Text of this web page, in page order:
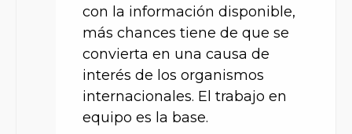
con la información disponible,
más chances tiene de que se
convierta en una causa de
interés de los organismos
internacionales. El trabajo en
equipo es la base.